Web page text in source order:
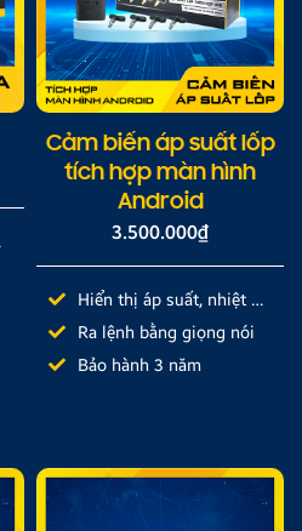
Cảm biến áp suất lốp
tích hợp màn hình
Android
3.500.000₫
Hiển thị áp suất, nhiệt độ
lốp
Ra lệnh bằng giọng nói
Bảo hành 3 năm